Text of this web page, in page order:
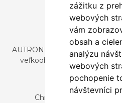
zážitku z
webových
vám
obsah a
analýzu
webových
pochopenie
návštevníci
AUTRONIC, s.r.o. je spoločnosť
veľkoobchodným predajom
nábytku a
Česká
Chrustenice 270, 267 12